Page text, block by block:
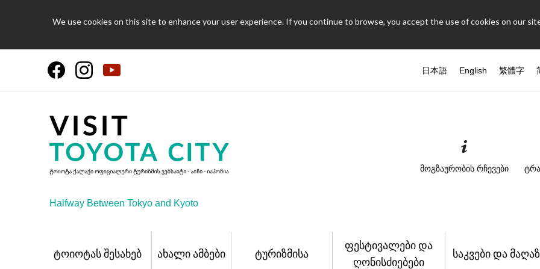
We use cookies on this site to enhance your user experience. If you continue to browse, you accept the use of cookies on our
日本語 English 繁體字
Halfway Between Tokyo and Kyoto
მოგზაურობის რჩევები
ტოიოტას შესახებ ახალი ამბები ტურიზმისა
ფესტივალები და
ღონისძიებები
საკვები და